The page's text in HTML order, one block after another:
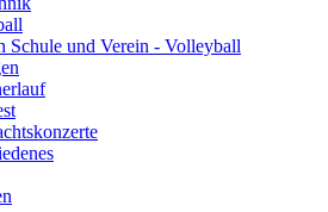
Schule und Verein - Volleyball